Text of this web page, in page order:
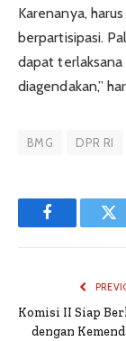
Karenanya,
berpartisipasi.
dapat
diagendakan,”
BMG DPR RI
Facebook
Komisi II Siap
dengan